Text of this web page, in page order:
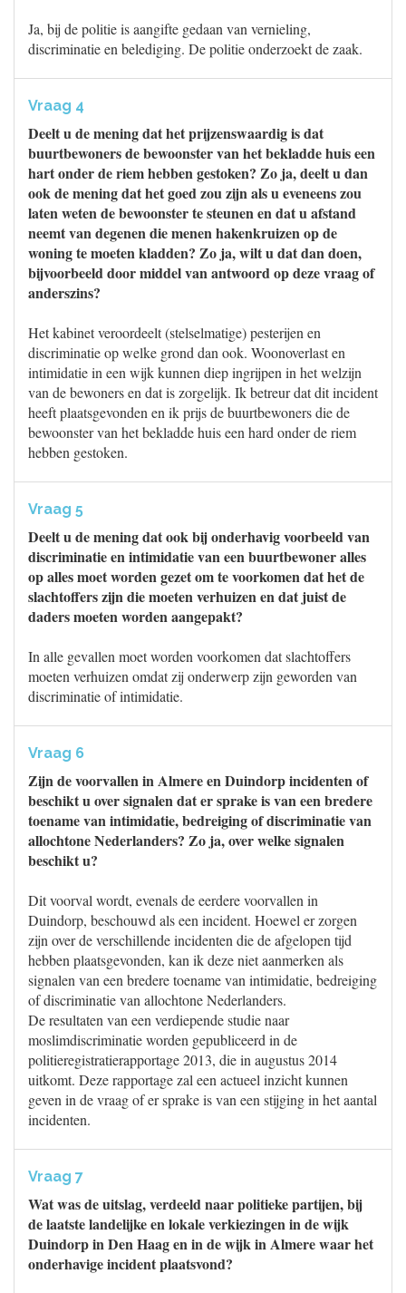
Ja, bij de politie is aangifte gedaan van vernieling,
discriminatie en belediging. De politie onderzoekt de zaak.
Vraag 4
Deelt u de mening dat het prijzenswaardig is dat
buurtbewoners de bewoonster van het bekladde huis een
hart onder de riem hebben gestoken? Zo ja, deelt u dan
ook de mening dat het goed zou zijn als u eveneens zou
laten weten de bewoonster te steunen en dat u afstand
neemt van degenen die menen hakenkruizen op de
woning te moeten kladden? Zo ja, wilt u dat dan doen,
bijvoorbeeld door middel van antwoord op deze vraag of
anderszins?
Het kabinet veroordeelt (stelselmatige) pesterijen en
discriminatie op welke grond dan ook. Woonoverlast en
intimidatie in een wijk kunnen diep ingrijpen in het welzijn
van de bewoners en dat is zorgelijk. Ik betreur dat dit incident
heeft plaatsgevonden en ik prijs de buurtbewoners die de
bewoonster van het bekladde huis een hard onder de riem
hebben gestoken.
Vraag 5
Deelt u de mening dat ook bij onderhavig voorbeeld van
discriminatie en intimidatie van een buurtbewoner alles
op alles moet worden gezet om te voorkomen dat het de
slachtoffers zijn die moeten verhuizen en dat juist de
daders moeten worden aangepakt?
In alle gevallen moet worden voorkomen dat slachtoffers
moeten verhuizen omdat zij onderwerp zijn geworden van
discriminatie of intimidatie.
Vraag 6
Zijn de voorvallen in Almere en Duindorp incidenten of
beschikt u over signalen dat er sprake is van een bredere
toename van intimidatie, bedreiging of discriminatie van
allochtone Nederlanders? Zo ja, over welke signalen
beschikt u?
Dit voorval wordt, evenals de eerdere voorvallen in
Duindorp, beschouwd als een incident. Hoewel er zorgen
zijn over de verschillende incidenten die de afgelopen tijd
hebben plaatsgevonden, kan ik deze niet aanmerken als
signalen van een bredere toename van intimidatie, bedreiging
of discriminatie van allochtone Nederlanders.
De resultaten van een verdiepende studie naar
moslimdiscriminatie worden gepubliceerd in de
politieregistratierapportage 2013, die in augustus 2014
uitkomt. Deze rapportage zal een actueel inzicht kunnen
geven in de vraag of er sprake is van een stijging in het aantal
incidenten.
Vraag 7
Wat was de uitslag, verdeeld naar politieke partijen, bij
de laatste landelijke en lokale verkiezingen in de wijk
Duindorp in Den Haag en in de wijk in Almere waar het
onderhavige incident plaatsvond?